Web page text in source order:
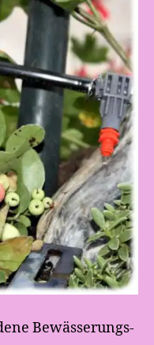
Bewässerungs-